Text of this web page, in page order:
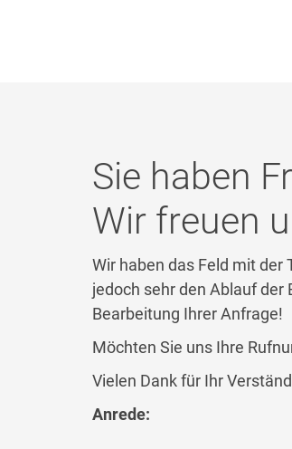
Sie haben
Wir freuen
Wir haben das Feld mit
jedoch sehr den Ablauf der
Bearbeitung Ihrer Anfrage!
Möchten Sie uns Ihre
Vielen Dank für Ihr
Anrede: